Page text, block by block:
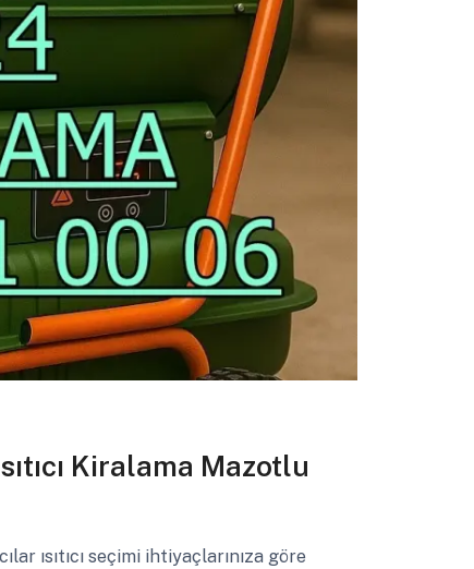
Kiralama Mazotlu
ısıtıcı seçimi ihtiyaçlarınıza göre